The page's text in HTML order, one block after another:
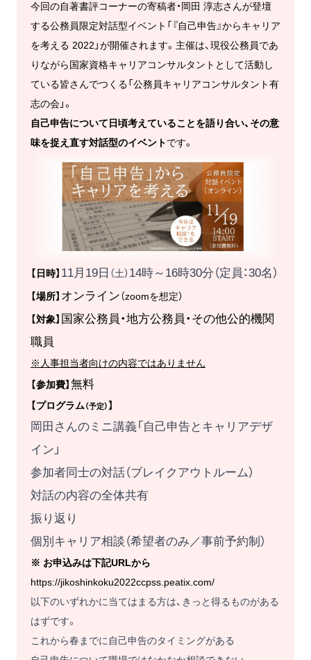
今回の自著書評コーナーの寄稿者・岡田 淳志さんが登壇
する公務員限定対話型イベント「『自己申告』からキャリア
を考える 2022」が開催されます。主催は、現役公務員であ
りながら国家資格キャリアコンサルタントとして活動し
ている皆さんでつくる「公務員キャリアコンサルタント有
志の会」。
自己申告について日頃考えていることを語り合い、その意
味を捉え直す対話型のイベントです。
【日時】 11月19日 （土） 14時～16時30分（定員：30名）
【場所】 オンライン（zoomを想定）
【対象】 国家公務員・地方公務員・その他公的機関
職員
※人事担当者向けの内容ではありません
【参加費】 無料
【プログラム（予定） 】
岡田さんのミニ講義「自己申告とキャリアデザ
イン」
参加者同士の対話（ブレイクアウトルーム）
対話の内容の全体共有
振り返り
個別キャリア相談（希望者のみ／事前予約制）
※ お申込みは下記URLから
https://jikoshinkoku2022ccpss.peatix.com/
以下のいずれかに当てはまる方は、きっと得るものがある
はずです。
これから春までに自己申告のタイミングがある